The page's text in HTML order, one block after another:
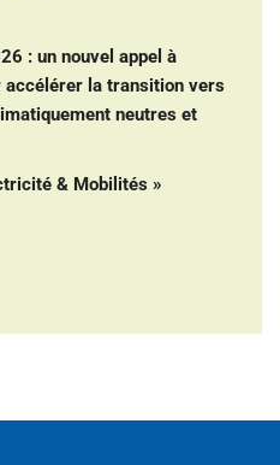
: un nouvel appel à
accélérer la transition vers
neutres et
& Mobilités »